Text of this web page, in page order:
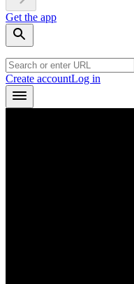
Get the app
Create accountLog in